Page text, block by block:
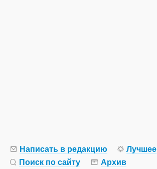
Написать в редакцию
Лучшее
Поиск по сайту
Архив